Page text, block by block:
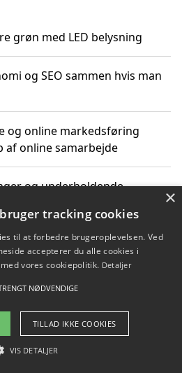
grøn med LED belysning
og SEO sammen hvis man
og online markedsføring
af online samarbejde
og underholdende
for virksomheder fremme
2026 - Pilanto Aps
×
tracking cookies
til at forbedre brugeroplevelsen. Ved
accepterer du alle cookies i
vores cookiepolitik. Detaljer
NØDVENDIGE
TILLAD IKKE COOKIES
VIS DETALJER